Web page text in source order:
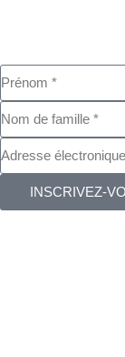
INSCRIVEZ-